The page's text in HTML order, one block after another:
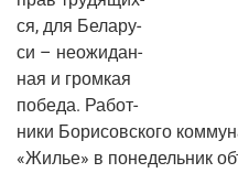
ся, для Бела­ру­
си – неожи­дан­
ная и гром­кая
побе­да. Работ­
ни­ки Бори­сов­ско­го
«Жилье» в поне­дель­ник